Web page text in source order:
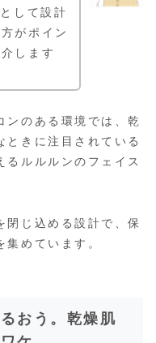
して設計
がポイン
します
ンのある環境では、乾
ときに注目されている
るルルルンのフェイス
閉じ込める設計で、保
めています。
おう。乾燥肌